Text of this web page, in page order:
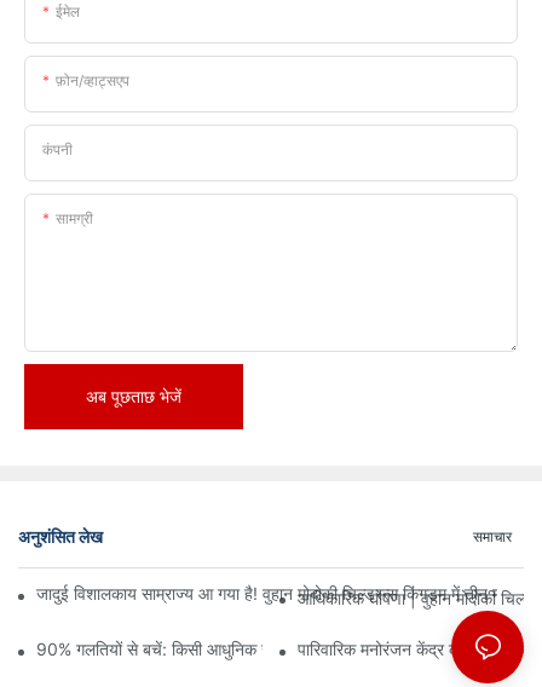
ईमेल
फ़ोन/व्हाट्सएप
कंपनी
सामग्री
अब पूछताछ भेजें
अनुशंसित लेख समाचार
जादुई विशालकाय साम्राज्य आ गया है! वुहान मोदोकी चिल्ड्रन्स किंगडम में तीन
आधिकारिक घोषणा | वुहान मोदोकी
90% गलतियों से बचें: किसी आधुनिक खेल केंद्र में निवेश करते समय, योजना और
पारिवारिक मनोरंजन केंद्र का व्यवसाय